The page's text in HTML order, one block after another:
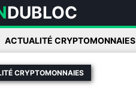
DUBLOC
ACTUALITÉ CRYPTOMONNAIES
CRYPTOMONNAIES